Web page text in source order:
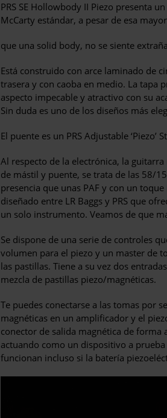
PRS SE Hollowbody II Piezo presenta
McCarty estándar, a pesar de esa
que una solid body, no se siente
Está construido con arce laminado de
trasera y con caoba en medio. La tapa
aspecto impecable y atractivo con su
Sin duda es uno de los diseños más
El puente es un PRS Adjustable
Al respecto de la electrónica, la
de mástil y puente, se trata de las 58/
presencia que unas PAF y con un
diseñado entre LR Baggs y PRS que
un solo instrumento. Veamos de que
Se dispone de una serie de controles
volumen para el piezo y un master de
las pastillas. Tiene a su vez dos
mezcla de pastillas piezo/magnéticas.
Te puedes conectarse a las tomas por
magnéticas en un amplificador y el
conector de salida magnética de
actuando como un dispositivo a
funcionan incluso si la batería